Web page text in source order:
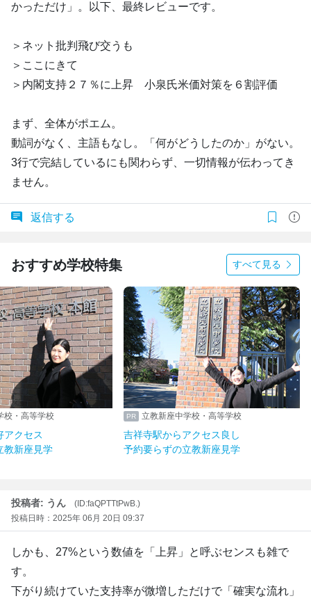
かっただけ」。以下、最終レビューです。
＞ネット批判飛び交うも
＞ここにきて
＞内閣支持２７％に上昇 小泉氏米価対策を６割評価
まず、全体がポエム。
動詞がなく、主語もなし。「何がどうしたのか」がない。
3行で完結しているにも関わらず、一切情報が伝わってき
ません。
返信する
おすすめ学校特集 すべて見る
校・高等学校
アクセス
教新座見学
立教新座中学校・高等学校
吉祥寺駅からアクセス良し
予約要らずの立教新座見学
投稿者: うん
(ID:faQPTTtPwB.)
投稿日時：2025年 06月 20日 09:37
しかも、27%という数値を「上昇」と呼ぶセンスも雑で
す。
下がり続けていた支持率が微増しただけで「確実な流れ」